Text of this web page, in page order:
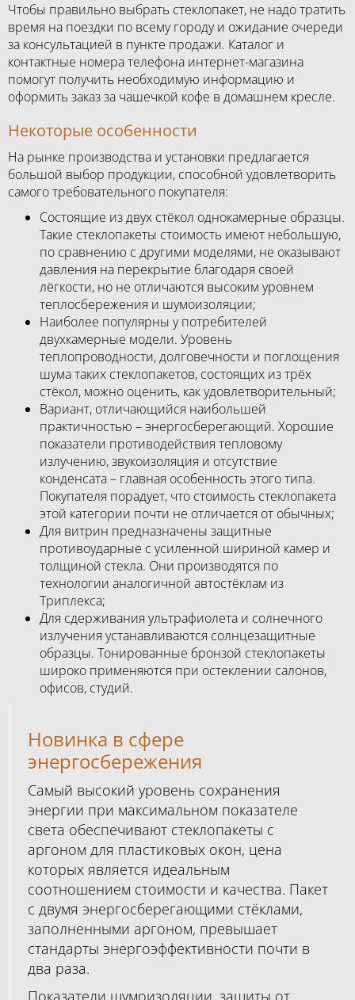
Чтобы правильно выбрать стеклопакет, не надо тратить
время на поездки по всему городу и ожидание очереди
за консультацией в пункте продажи. Каталог и
контактные номера телефона интернет-магазина
помогут получить необходимую информацию и
оформить заказ за чашечкой кофе в домашнем кресле.
Некоторые особенности
На рынке производства и установки предлагается
большой выбор продукции, способной удовлетворить
самого требовательного покупателя:
Состоящие из двух стёкол однокамерные образцы.
Такие стеклопакеты стоимость имеют небольшую,
по сравнению с другими моделями, не оказывают
давления на перекрытие благодаря своей
лёгкости, но не отличаются высоким уровнем
теплосбережения и шумоизоляции;
Наиболее популярны у потребителей
двухкамерные модели. Уровень
теплопроводности, долговечности и поглощения
шума таких стеклопакетов, состоящих из трёх
стёкол, можно оценить, как удовлетворительный;
Вариант, отличающийся наибольшей
практичностью – энергосберегающий. Хорошие
показатели противодействия тепловому
излучению, звукоизоляция и отсутствие
конденсата – главная особенность этого типа.
Покупателя порадует, что стоимость стеклопакета
этой категории почти не отличается от обычных;
Для витрин предназначены защитные
противоударные с усиленной шириной камер и
толщиной стекла. Они производятся по
технологии аналогичной автостёклам из
Триплекса;
Для сдерживания ультрафиолета и солнечного
излучения устанавливаются солнцезащитные
образцы. Тонированные бронзой стеклопакеты
широко применяются при остеклении салонов,
офисов, студий.
Новинка в сфере
энергосбережения
Самый высокий уровень сохранения
энергии при максимальном показателе
света обеспечивают стеклопакеты с
аргоном для пластиковых окон, цена
которых является идеальным
соотношением стоимости и качества. Пакет
с двумя энергосберегающими стёклами,
заполненными аргоном, превышает
стандарты энергоэффективности почти в
два раза.